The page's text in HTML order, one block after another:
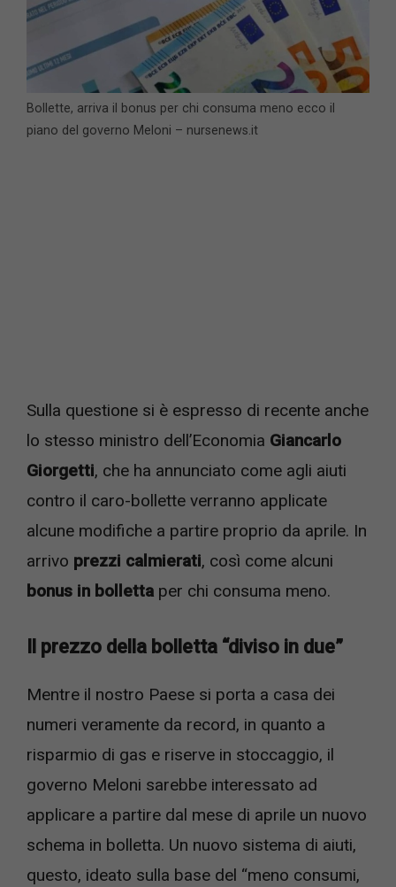
Bollette, arriva il bonus per chi consuma meno ecco il
piano del governo Meloni – nursenews.it
Sulla questione si è espresso di recente anche
lo stesso ministro dell’Economia Giancarlo
Giorgetti, che ha annunciato come agli aiuti
contro il caro-bollette verranno applicate
alcune modifiche a partire proprio da aprile. In
arrivo prezzi calmierati, così come alcuni
bonus in bolletta per chi consuma meno.
Il prezzo della bolletta “diviso in due”
Mentre il nostro Paese si porta a casa dei
numeri veramente da record, in quanto a
risparmio di gas e riserve in stoccaggio, il
governo Meloni sarebbe interessato ad
applicare a partire dal mese di aprile un nuovo
schema in bolletta. Un nuovo sistema di aiuti,
questo, ideato sulla base del “meno consumi,